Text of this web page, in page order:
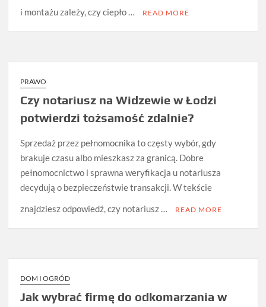
i montażu zależy, czy ciepło …
READ MORE
PRAWO
Czy notariusz na Widzewie w Łodzi
potwierdzi tożsamość zdalnie?
Sprzedaż przez pełnomocnika to częsty wybór, gdy
brakuje czasu albo mieszkasz za granicą. Dobre
pełnomocnictwo i sprawna weryfikacja u notariusza
decydują o bezpieczeństwie transakcji. W tekście
znajdziesz odpowiedź, czy notariusz …
READ MORE
DOM I OGRÓD
Jak wybrać firmę do odkomarzania w